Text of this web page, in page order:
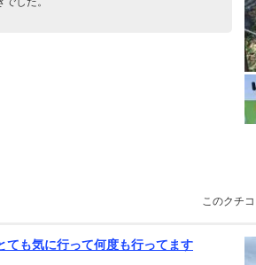
このクチ
ても気に行って何度も行ってます